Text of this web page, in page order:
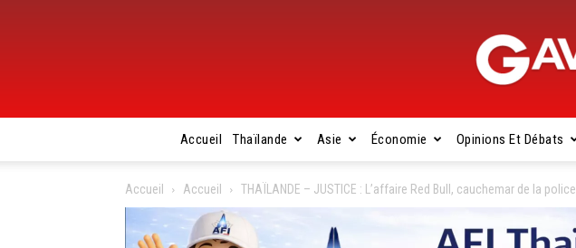
Accueil Thaïlande Asie Économie Opinions Et Débats
Accueil Accueil THAÏLANDE – JUSTICE : L’affaire Red Bull, cauchemar de la police